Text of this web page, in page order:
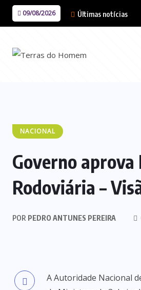
09/08/2026 Últimas notícias
NACIONAL
Governo
Rodoviária –
POR PEDRO ANTUNES PEREIRA
A Autoridade Nacional